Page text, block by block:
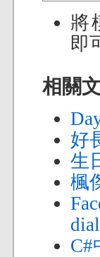
將
即
相關
好
生
楓
C#